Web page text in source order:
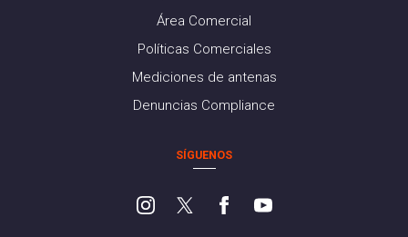
Área Comercial
Políticas Comerciales
Mediciones de antenas
Denuncias Compliance
SÍGUENOS